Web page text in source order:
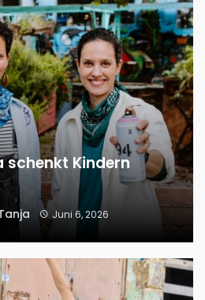
schenkt Kindern
Juni 6, 2026